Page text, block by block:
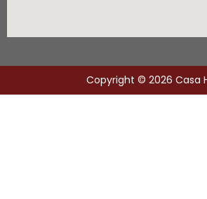
Copyright © 2026 Casa